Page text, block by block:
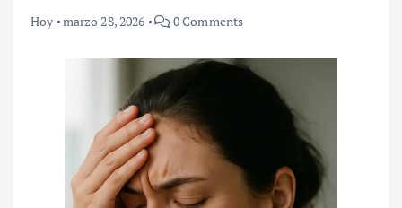
Hoy marzo 28, 2026 0 Comments